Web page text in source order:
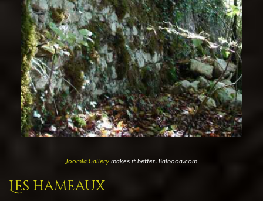
Joomla Gallerymakes it better. Balbooa.com
Les hameaux